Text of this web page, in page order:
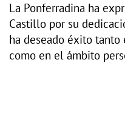
La Ponferradina ha
Castillo por su
ha deseado éxito tanto
como en el ámbito